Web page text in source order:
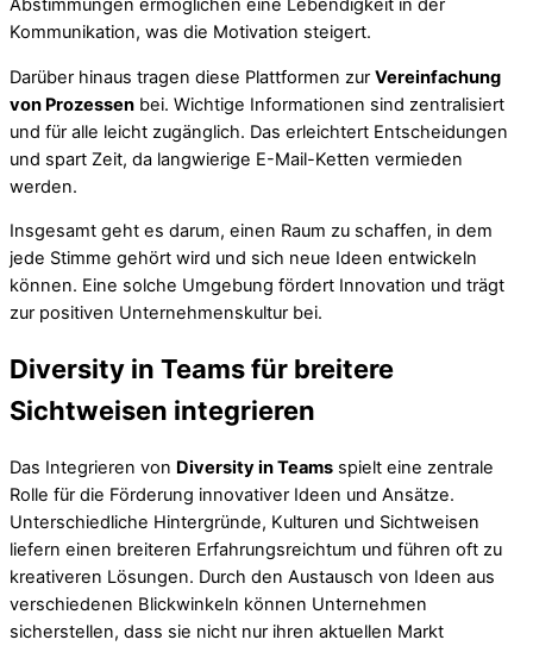
Abstimmungen ermöglichen eine Lebendigkeit in der
Kommunikation, was die Motivation steigert.
Darüber hinaus tragen diese Plattformen zur Vereinfachung
von Prozessen bei. Wichtige Informationen sind zentralisiert
und für alle leicht zugänglich. Das erleichtert Entscheidungen
und spart Zeit, da langwierige E-Mail-Ketten vermieden
werden.
Insgesamt geht es darum, einen Raum zu schaffen, in dem
jede Stimme gehört wird und sich neue Ideen entwickeln
können. Eine solche Umgebung fördert Innovation und trägt
zur positiven Unternehmenskultur bei.
Diversity in Teams für breitere
Sichtweisen integrieren
Das Integrieren von Diversity in Teams spielt eine zentrale
Rolle für die Förderung innovativer Ideen und Ansätze.
Unterschiedliche Hintergründe, Kulturen und Sichtweisen
liefern einen breiteren Erfahrungsreichtum und führen oft zu
kreativeren Lösungen. Durch den Austausch von Ideen aus
verschiedenen Blickwinkeln können Unternehmen
sicherstellen, dass sie nicht nur ihren aktuellen Markt